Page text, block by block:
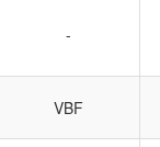
-
VBF